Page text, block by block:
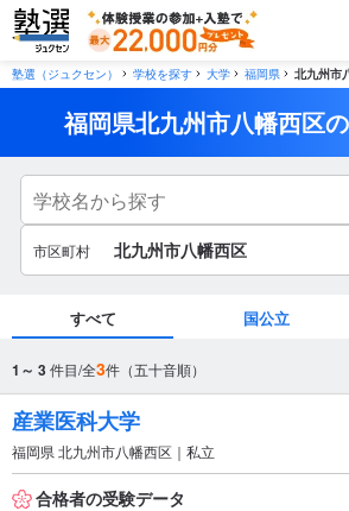
塾選（ジュクセン） 学校を探す 大学 福岡県 北九州市
福岡県北九州市八幡西区
市区町村 北九州市八幡西区
市区町村
駅・路線から探す
すべて 国公立
1～ 3件目/全3件（五十音順）
産業医科大学
福岡県 北九州市八幡西区｜私立
合格者の受験データ